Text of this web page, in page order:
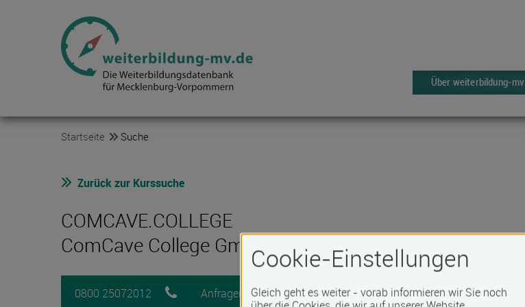
Über weiterbildung-mv
Startseite Suche
Zurück zur Kurssuche
COMCAVE.COLLEGE
ComCave College GmbH
0800 25072012 Anfragen Merken 1015 Kurse
Cookie-Einstellungen
Gleich geht es weiter - vorab informieren wir Sie noch